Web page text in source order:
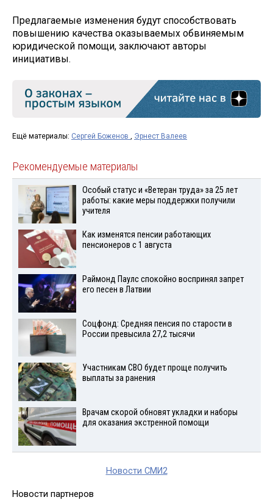
Предлагаемые изменения будут способствовать
повышению качества оказываемых обвиняемым
юридической помощи, заключают авторы
инициативы.
Ещё материалы: Сергей Боженов , Эрнест Валеев
Рекомендуемые материалы
Особый статус и «Ветеран труда» за 25 лет
работы: какие меры поддержки получили
учителя
Как изменятся пенсии работающих
пенсионеров с 1 августа
Раймонд Паулс спокойно воспринял запрет
его песен в Латвии
Соцфонд: Средняя пенсия по старости в
России превысила 27,2 тысячи
Участникам СВО будет проще получить
выплаты за ранения
Врачам скорой обновят укладки и наборы
для оказания экстренной помощи
Новости СМИ2
Новости партнеров